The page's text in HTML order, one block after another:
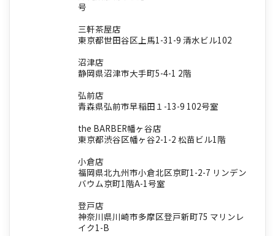
号
三軒茶屋店
東京都世田谷区上馬1-31-9 清水ビル102
沼津店
静岡県沼津市大手町5-4-1 2階
弘前店
青森県弘前市早稲田１-13-9 102号室
the BARBER幡ヶ谷店
東京都渋谷区幡ヶ谷2-1-2 松苗ビル1階
小倉店
福岡県北九州市小倉北区京町1-2-7 リンデン
バウム京町1階A-1号室
登戸店
神奈川県川崎市多摩区登戸新町75 マリンレ
イク1-B